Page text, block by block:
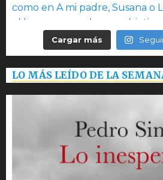
Cargar más
LO MÁS LEÍDO DE LA